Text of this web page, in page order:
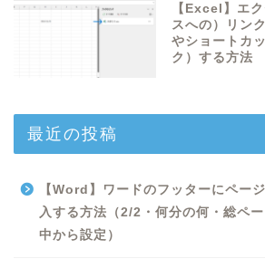
【Excel】エ
スへの）リン
やショートカ
ク）する方法
最近の投稿
【Word】ワードのフッターにペー
入する方法（2/2・何分の何・総ペ
中から設定）